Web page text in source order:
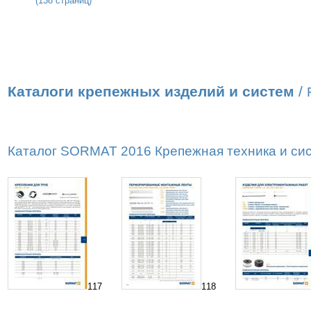
Каталоги крепежных изделий и систем /
Каталог SORMAT 2016 Крепежная техника и
117 118